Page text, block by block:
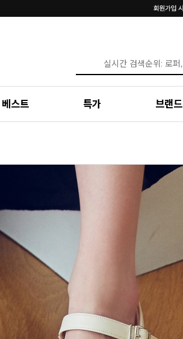
베스트 특가 브랜드